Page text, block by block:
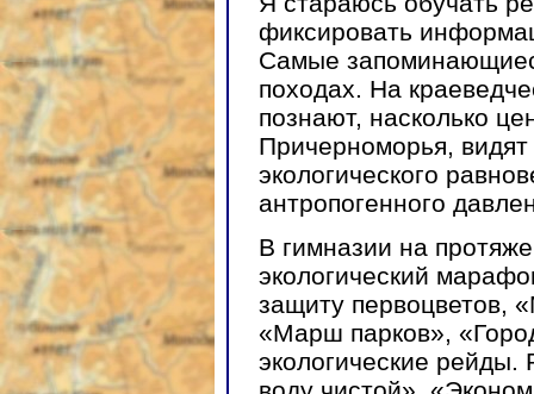
фиксировать
Самые
походах. На
познают, насколько
Причерноморья,
экологического
антропогенного
В гимназии на
экологический
защиту первоцветов,
«Марш парков»,
экологические